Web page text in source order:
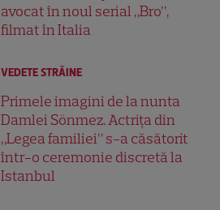
avocat în noul serial „Bro”,
filmat în Italia
VEDETE STRĂINE
Primele imagini de la nunta
Damlei Sönmez. Actrița din
„Legea familiei” s-a căsătorit
într-o ceremonie discretă la
Istanbul